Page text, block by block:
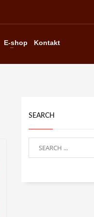
E-shop Kontakt
SEARCH